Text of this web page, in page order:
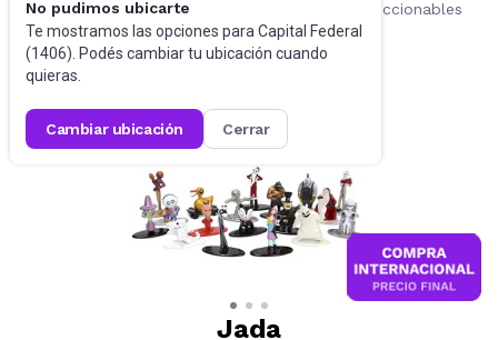
No pudimos ubicarte
Te mostramos las opciones para Capital Federal
(1406). Podés cambiar tu ubicación cuando
quieras.
cambiar ubicación cerrar
Juguetes y Juegos Figuras de acción y coleccionables
Jada